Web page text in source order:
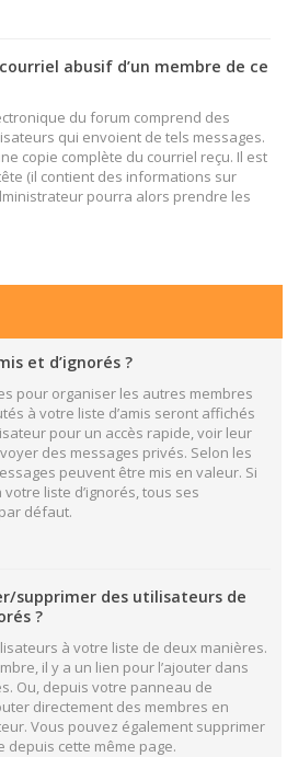
abusif d’un membre de ce
du forum comprend des
qui envoient de tels messages.
copie complète du courriel reçu. Il est
(il contient des informations sur
pourra alors prendre les
et d’ignorés ?
pour organiser les autres membres
à votre liste d’amis seront affichés
pour un accès rapide, voir leur
des messages privés. Selon les
peuvent être mis en valeur. Si
liste d’ignorés, tous ses
défaut.
supprimer des utilisateurs de
?
à votre liste de deux manières.
il y a un lien pour l’ajouter dans
Ou, depuis votre panneau de
directement des membres en
Vous pouvez également supprimer
cette même page.